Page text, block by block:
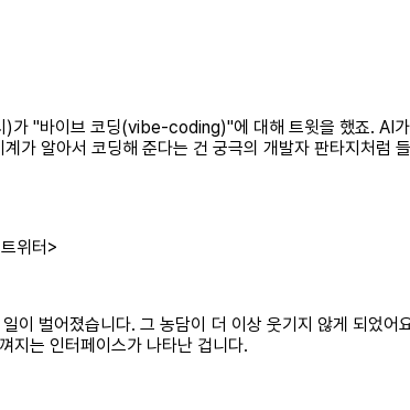
"바이브 코딩(vibe-coding)"에 대해 트윗을 했죠. AI가
가 알아서 코딩해 준다는 건 궁극의 개발자 판타지처럼
위터>
이 벌어졌습니다. 그 농담이 더 이상 웃기지 않게 되었
는 인터페이스가 나타난 겁니다.